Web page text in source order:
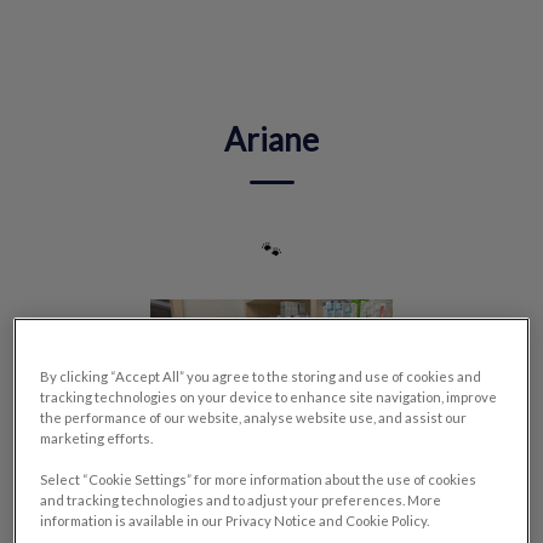
Ariane
🐾
By clicking “Accept All” you agree to the storing and use of cookies and
tracking technologies on your device to enhance site navigation, improve
the performance of our website, analyse website use, and assist our
marketing efforts.
Select “Cookie Settings” for more information about the use of cookies
and tracking technologies and to adjust your preferences. More
information is available in our Privacy Notice and Cookie Policy.